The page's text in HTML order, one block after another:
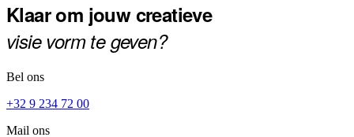
Klaar om jouw creatieve
visie vorm te geven?
Bel ons
+32 9 234 72 00
Mail ons